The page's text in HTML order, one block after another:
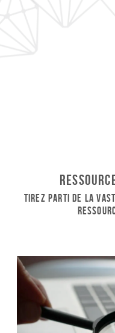
Tirez parti de la